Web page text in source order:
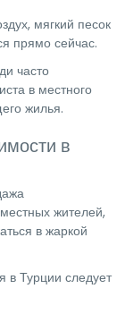
мягкий песок
прямо сейчас.
часто
в местного
жилья.
в
жителей,
в жаркой
в Турции следует